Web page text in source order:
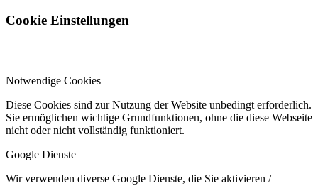
Cookie Einstellungen
Notwendige Cookies
Diese Cookies sind zur Nutzung der Website unbedingt erforderlich.
Sie ermöglichen wichtige Grundfunktionen, ohne die diese Webseite
nicht oder nicht vollständig funktioniert.
Google Dienste
Wir verwenden diverse Google Dienste, die Sie aktivieren /